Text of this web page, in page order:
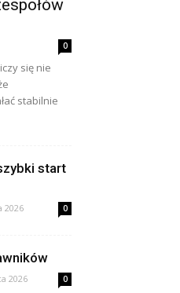
0
się nie
stabilnie
start
2026 0
2026 0